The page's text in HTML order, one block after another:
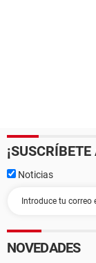
Noticias
NOVEDADES